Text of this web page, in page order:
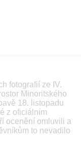
fotografií ze IV.
Minoritského
18. listopadu
z oficiálním
ocenění omluvili a
to nevadilo